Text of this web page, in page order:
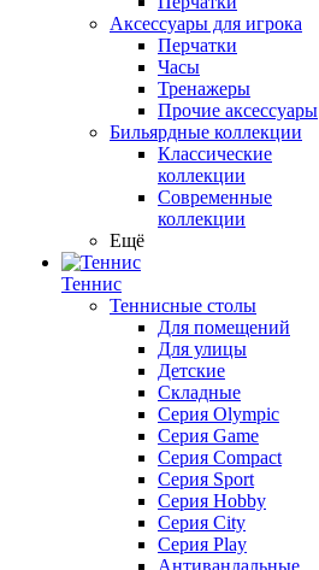
Аксессуары для игрока
Перчатки
Часы
Тренажеры
Прочие аксессуары
Бильярдные коллекции
Классические
коллекции
Современные
коллекции
Ещё
Теннис
Теннисные столы
Для помещений
Для улицы
Детские
Складные
Серия Olympic
Серия Game
Серия Compact
Серия Sport
Серия Hobby
Серия City
Серия Play
Антивандальные